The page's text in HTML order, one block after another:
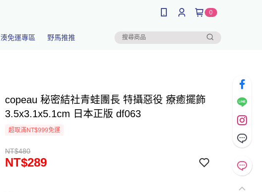
0
湊免運專區 野馬推推
copeau 秘密結社青蛙團長 特攝惡役 療癒擺飾
3.5x3.1x5.1cm 日本正版 df063
超取滿NT$999免運
NT$480
NT$289